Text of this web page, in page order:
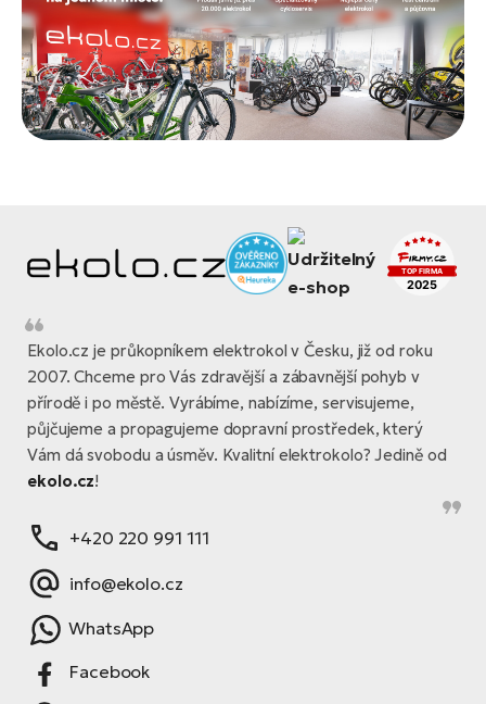
Ekolo.cz je průkopníkem elektrokol v Česku, již od roku
2007. Chceme pro Vás zdravější a zábavnější pohyb v
přírodě i po městě. Vyrábíme, nabízíme, servisujeme,
půjčujeme a propagujeme dopravní prostředek, který
Vám dá svobodu a úsměv. Kvalitní elektrokolo? Jedině od
ekolo.cz!
+420 220 991 111
info@ekolo.cz
WhatsApp
Facebook